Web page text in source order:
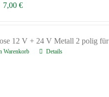
Ursprünglicher
12,00 €
7,00€Aktueller
7,00 €.
12 V + 24 V Metall 2 polig
Warenkorb Details